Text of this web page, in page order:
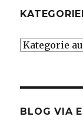
Kategorien
BLOG VIA